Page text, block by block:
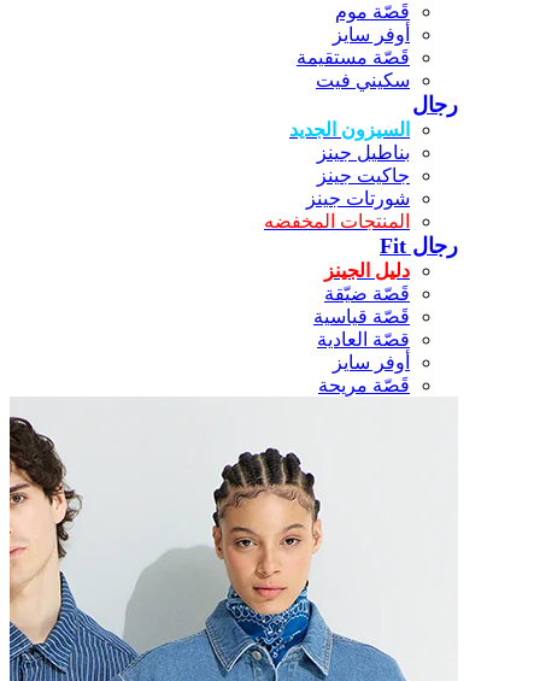
قَصّة موم
أوفر سايز
قَصّة مستقيمة
سكيني فيت
رجال
السيزون الجديد
بناطيل جينز
جاكيت جينز
شورتات جينز
المنتجات المخفضه
رجال Fit
دليل الجينز
قَصّة ضيّقة
قَصّة قياسية
قصّة العادية
أوفر سايز
قَصّة مريحة